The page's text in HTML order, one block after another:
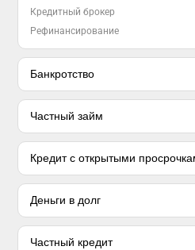
Кредитный брокер
Рефинансирование
Банкротство
Частный займ
Кредит с открытыми
Деньги в долг
Частный кредит